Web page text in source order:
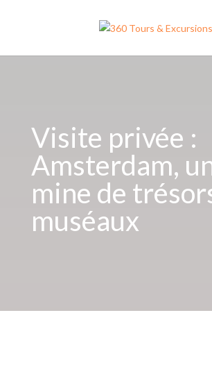
Visite privée :
Amsterdam,
mine de
muséaux